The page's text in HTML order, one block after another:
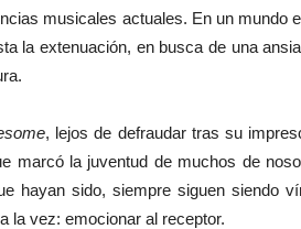
musicales actuales. En un mundo
la extenuación, en busca de una
, lejos de defraudar tras su
marcó la juventud de muchos de
hayan sido, siempre siguen siendo
la vez: emocionar al receptor.